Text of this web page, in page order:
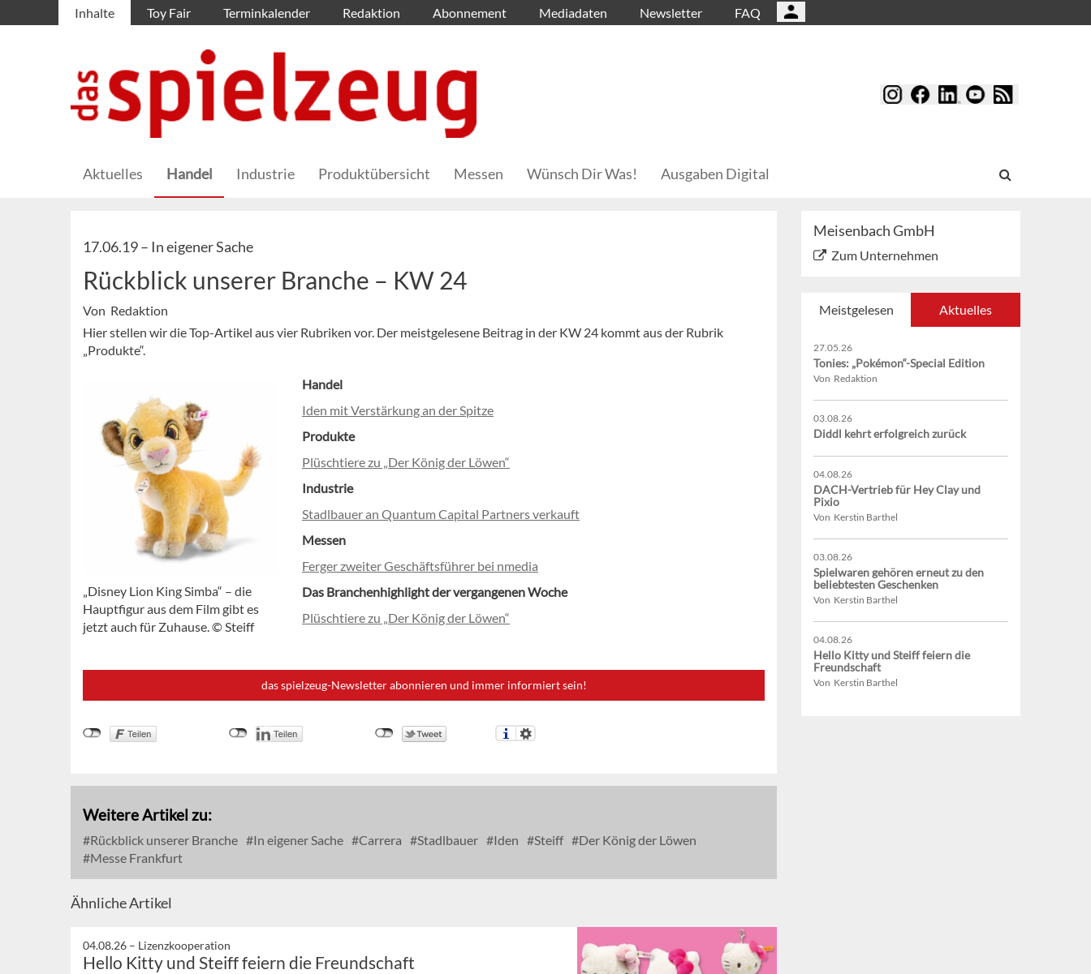
Inhalte Toy Fair Terminkalender Redaktion Abonnement Mediadaten Newsletter FAQ
Aktuelles Handel Industrie Produktübersicht Messen Wünsch Dir Was! Ausgaben Digital
17.06.19 – In eigener Sache
Rückblick unserer Branche – KW 24
Von Redaktion
Hier stellen wir die Top-Artikel aus vier Rubriken vor. Der meistgelesene Beitrag in der KW 24 kommt aus der Rubrik
„Produkte“.
„Disney Lion King Simba“ – die
Hauptfigur aus dem Film gibt es
jetzt auch für Zuhause. © Steiff
Handel
Iden mit Verstärkung an der Spitze
Produkte
Plüschtiere zu „Der König der Löwen“
Industrie
Stadlbauer an Quantum Capital Partners verkauft
Messen
Ferger zweiter Geschäftsführer bei nmedia
Das Branchenhighlight der vergangenen Woche
Plüschtiere zu „Der König der Löwen“
das spielzeug-Newsletter abonnieren und immer informiert sein!
Weitere Artikel zu:
Rückblick unserer Branche In eigener Sache Carrera Stadlbauer Iden Steiff
Der König der Löwen
Messe Frankfurt
Ähnliche Artikel
04.08.26 – Lizenzkooperation
Hello Kitty und Steiff feiern die Freundschaft
Meisenbach GmbH
Zum Unternehmen
Meistgelesen Aktuelles
27.05.26
Tonies: „Pokémon“-Special Edition
Von Redaktion
03.08.26
Diddl kehrt erfolgreich zurück
04.08.26
DACH-Vertrieb für Hey Clay und
Pixio
Von Kerstin Barthel
03.08.26
Spielwaren gehören erneut zu den
beliebtesten Geschenken
Von Kerstin Barthel
04.08.26
Hello Kitty und Steiff feiern die
Freundschaft
Von Kerstin Barthel